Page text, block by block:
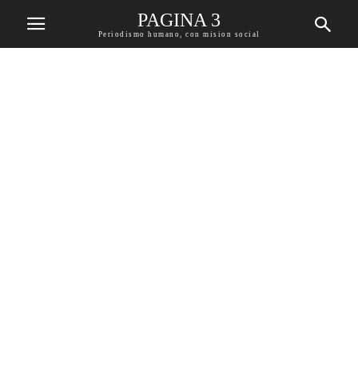
PAGINA 3
Periodismo humano, con mision social